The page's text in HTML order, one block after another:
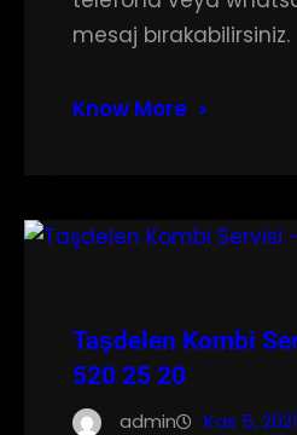
mesaj bırakabilirsiniz.
Know More
Taşdelen Kombi
520 25 20
admin Kas 5, 2021